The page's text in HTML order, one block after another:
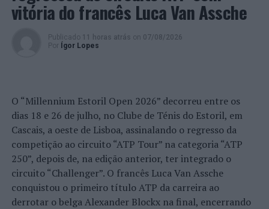
“Iremos fechar parte da programação internacional de
irão circular, no próximo ano, seis espetáculos
Limite da Dor” é uma peça baseada no programa de
rádio da Antena 1, de Ana Aranha, e no livro com o
mesmo nome, de Carlos Ademar, que recorda os tempos
de ditadura e dos interrogatórios levados a cabo pela
PIDE, através de testemunhos reais de quatro
portugueses que viveram esses tempos de terror.
Foto: LE.
vitória do francês Luca Van Assche
Publicado 11 horas atrás on 07/08/2026
Por
Ígor Lopes
O “Millennium Estoril Open 2026” decorreu entre os
dias 18 e 26 de julho, no Clube de Ténis do Estoril, em
Cascais, a oeste de Lisboa, assinalando o regresso da
competição ao circuito “ATP Tour” na categoria “ATP
250”, depois de, na edição anterior, ter integrado o
circuito “Challenger”. O francês Luca Van Assche
conquistou o primeiro título ATP da carreira ao
derrotar o belga Alexander Blockx na final, encerrando